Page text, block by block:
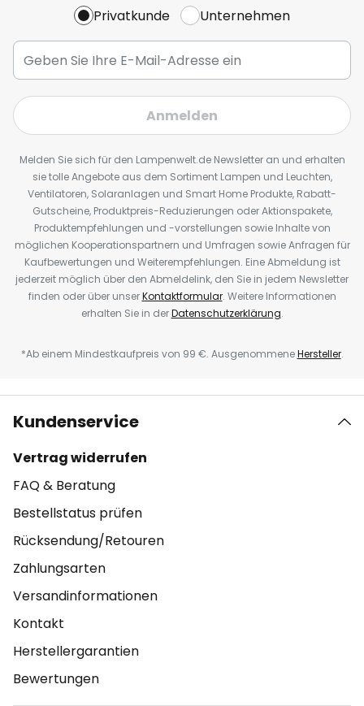
Privatkunde Unternehmen
Anmelden
Melden Sie sich für den Lampenwelt.de Newsletter an und erhalten
sie tolle Angebote aus dem Sortiment Lampen und Leuchten,
Ventilatoren, Solaranlagen und Smart Home Produkte, Rabatt-
Gutscheine, Produktpreis-Reduzierungen oder Aktionspakete,
Produktempfehlungen und -vorstellungen sowie Inhalte von
möglichen Kooperationspartnern und Umfragen sowie Anfragen für
Kaufbewertungen und Weiterempfehlungen. Eine Abmeldung ist
jederzeit möglich über den Abmeldelink, den Sie in jedem Newsletter
finden oder über unserKontaktformular. Weitere Informationen
erhalten Sie in derDatenschutzerklärung.
*Ab einem Mindestkaufpreis von 99 €. AusgenommeneHersteller.
Kundenservice
Vertrag widerrufen
FAQ & Beratung
Bestellstatus prüfen
Rücksendung/Retouren
Zahlungsarten
Versandinformationen
Kontakt
Herstellergarantien
Bewertungen